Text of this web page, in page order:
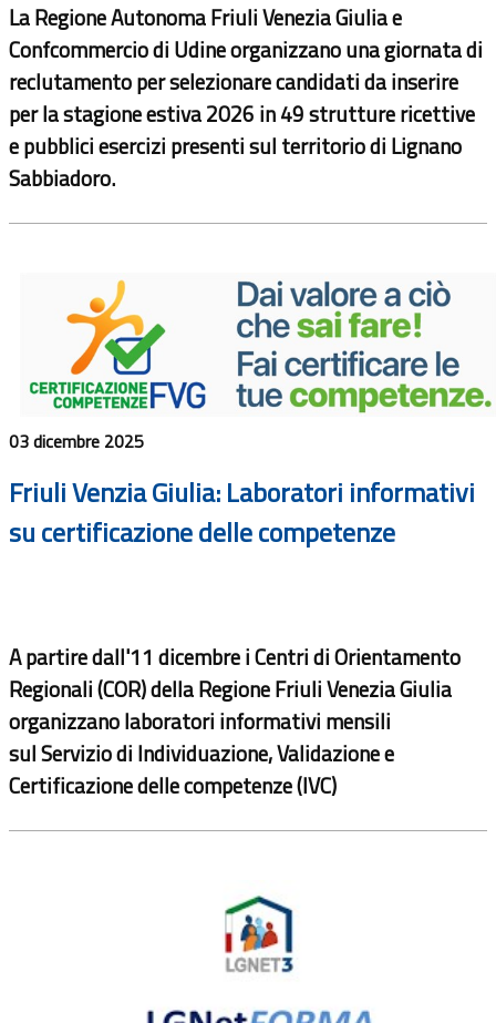
La Regione Autonoma Friuli Venezia Giulia e
Confcommercio di Udine organizzano una giornata di
reclutamento per selezionare candidati da inserire
per la stagione estiva 2026 in 49 strutture ricettive
e pubblici esercizi presenti sul territorio di Lignano
Sabbiadoro.
03 dicembre 2025
Friuli Venzia Giulia: Laboratori informativi
su certificazione delle competenze
A partire dall'11 dicembre i Centri di Orientamento
Regionali (COR) della Regione Friuli Venezia Giulia
organizzano laboratori informativi mensili
sulServizio di Individuazione, Validazione e
Certificazione delle competenze (IVC)